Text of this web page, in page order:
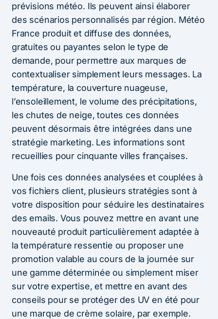
prévisions météo. Ils peuvent ainsi élaborer
des scénarios personnalisés par région. Météo
France produit et diffuse des données,
gratuites ou payantes selon le type de
demande, pour permettre aux marques de
contextualiser simplement leurs messages. La
température, la couverture nuageuse,
l’ensoleillement, le volume des précipitations,
les chutes de neige, toutes ces données
peuvent désormais être intégrées dans une
stratégie marketing. Les informations sont
recueillies pour cinquante villes françaises.
Une fois ces données analysées et couplées à
vos fichiers client, plusieurs stratégies sont à
votre disposition pour séduire les destinataires
des emails. Vous pouvez mettre en avant une
nouveauté produit particulièrement adaptée à
la température ressentie ou proposer une
promotion valable au cours de la journée sur
une gamme déterminée ou simplement miser
sur votre expertise, et mettre en avant des
conseils pour se protéger des UV en été pour
une marque de crème solaire, par exemple.